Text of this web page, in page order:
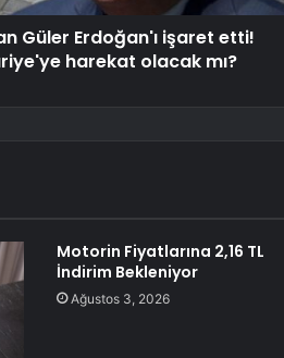
Güler Erdoğan'ı işaret etti!
harekat olacak mı?
Motorin Fiyatlarına 2,16 TL
İndirim Bekleniyor
Ağustos 3, 2026